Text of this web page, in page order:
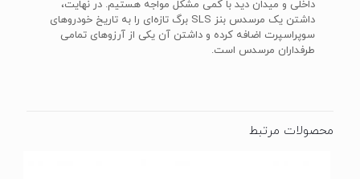
داخلی و میدان دید با کمی مشکل مواجه هستیم. در نهایت،
داشتن یک مرسدس بنز SLS برگ تازه‌ای را به تاریخ خودروهای
سوپراسپرت اضافه کرده و داشتن آن یکی از آرزوهای تمامی
طرفداران مرسدس است.
محصولات مرتبط